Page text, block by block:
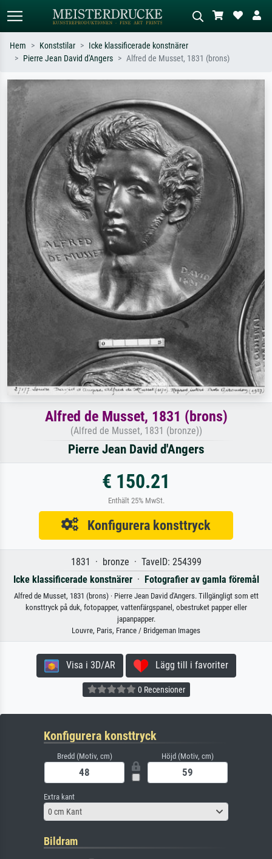
Sök efter konstnär, titel eller stil –
t.ex. Monet, Stjärnenatt,
impressionism, Hokusai-våg, naken.
abstrakt med mycket rött, mörk
oljemålning, stående naken bredvid ett
träd.
Hem Konststilar
Icke klassificerade konstnärer
Pierre Jean David d'Angers
Alfred de Musset, 1831 (brons)
Alfred de Musset, 1831 (brons)
(Alfred de Musset, 1831 (bronze))
Pierre Jean David d'Angers
€ 150.21
Enthält 25% MwSt.
Konfigurera konsttryck
1831 · bronze · TavelD: 254399
Icke klassificerade konstnärer· Fotografier av gamla föremål
Alfred de Musset, 1831 (brons) · Pierre Jean David d'Angers. Tillgängligt som ett
konsttryck på duk, fotopapper, vattenfärgspanel, obestruket papper eller
japanpapper.
Louvre, Paris, France / Bridgeman Images
Visa i 3D/AR Lägg till i favoriter
0 Recensioner
Konfigurera konsttryck
Bredd (Motiv, cm) Höjd (Motiv, cm)
Extra kant
0 cm Kant
Bildram